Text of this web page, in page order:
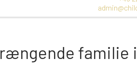
familie i